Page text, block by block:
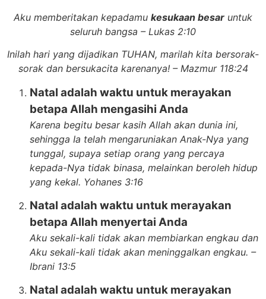
Aku memberitakan kepadamu kesukaan besar untuk
seluruh bangsa – Lukas 2:10
Inilah hari yang dijadikan TUHAN, marilah kita bersorak-
sorak dan bersukacita karenanya! – Mazmur 118:24
Natal adalah waktu untuk merayakan
betapa Allah mengasihi Anda
Karena begitu besar kasih Allah akan dunia ini,
sehingga Ia telah mengaruniakan Anak-Nya yang
tunggal, supaya setiap orang yang percaya
kepada-Nya tidak binasa, melainkan beroleh hidup
yang kekal. Yohanes 3:16
Natal adalah waktu untuk merayakan
betapa Allah menyertai Anda
Aku sekali-kali tidak akan membiarkan engkau dan
Aku sekali-kali tidak akan meninggalkan engkau. –
Ibrani 13:5
Natal adalah waktu untuk merayakan